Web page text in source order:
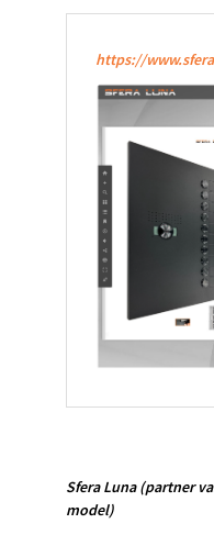
https://
Sfera Luna(partner
model)